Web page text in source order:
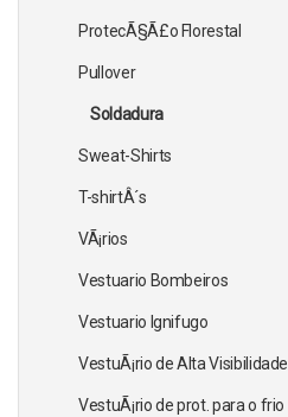
ProtecÃ§Ã£o Florestal
Pullover
Soldadura
Sweat-Shirts
T-shirtÂ´s
VÃ¡rios
Vestuario Bombeiros
Vestuario Ignifugo
VestuÃ¡rio de Alta Visibilidade
VestuÃ¡rio de prot. para o frio